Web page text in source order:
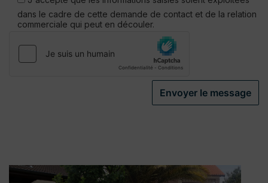
ce
champ
vide.
dans le cadre de cette demande de contact et de la relation
commerciale qui peut en découler.